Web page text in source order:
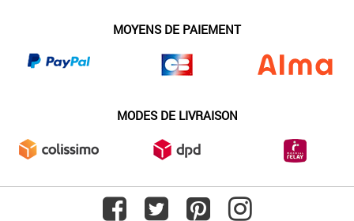
MOYENS DE PAIEMENT
MODES DE LIVRAISON